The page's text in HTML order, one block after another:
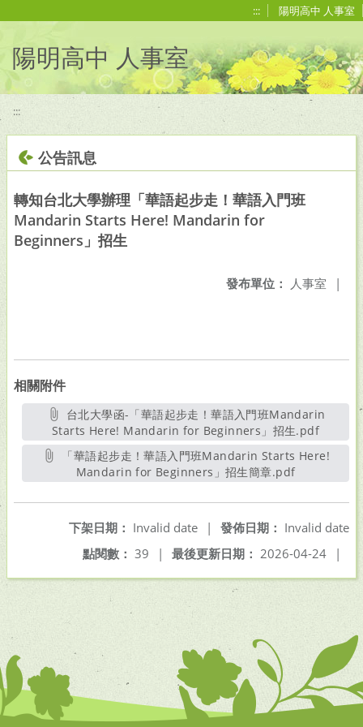
::: 陽明高中 人事室
陽明高中 人事室
:::
公告訊息
轉知台北大學辦理「華語起步走！華語入門班
Mandarin Starts Here! Mandarin for
Beginners」招生
發布單位： 人事室 |
相關附件
Starts Here! Mandarin for Beginners」招生.pdf另開新
Mandarin for Beginners」招生簡章.pdf另開新視窗
發佈日期： Invalid date
下架日期： Invalid date
|
最後更新日期： 2026-04-24 |
點閱數： 39 |